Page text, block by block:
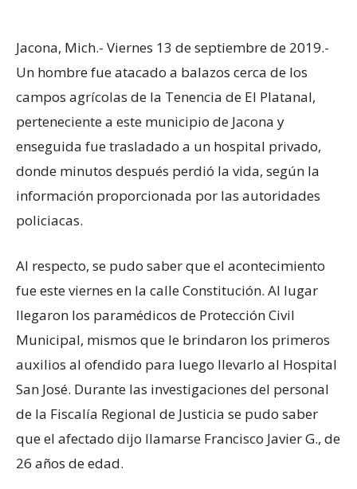
Jacona, Mich.- Viernes 13 de septiembre de 2019.-
Un hombre fue atacado a balazos cerca de los
campos agrícolas de la Tenencia de El Platanal,
perteneciente a este municipio de Jacona y
enseguida fue trasladado a un hospital privado,
donde minutos después perdió la vida, según la
información proporcionada por las autoridades
policiacas.
Al respecto, se pudo saber que el acontecimiento
fue este viernes en la calle Constitución. Al lugar
llegaron los paramédicos de Protección Civil
Municipal, mismos que le brindaron los primeros
auxilios al ofendido para luego llevarlo al Hospital
San José. Durante las investigaciones del personal
de la Fiscalía Regional de Justicia se pudo saber
que el afectado dijo llamarse Francisco Javier G., de
26 años de edad.